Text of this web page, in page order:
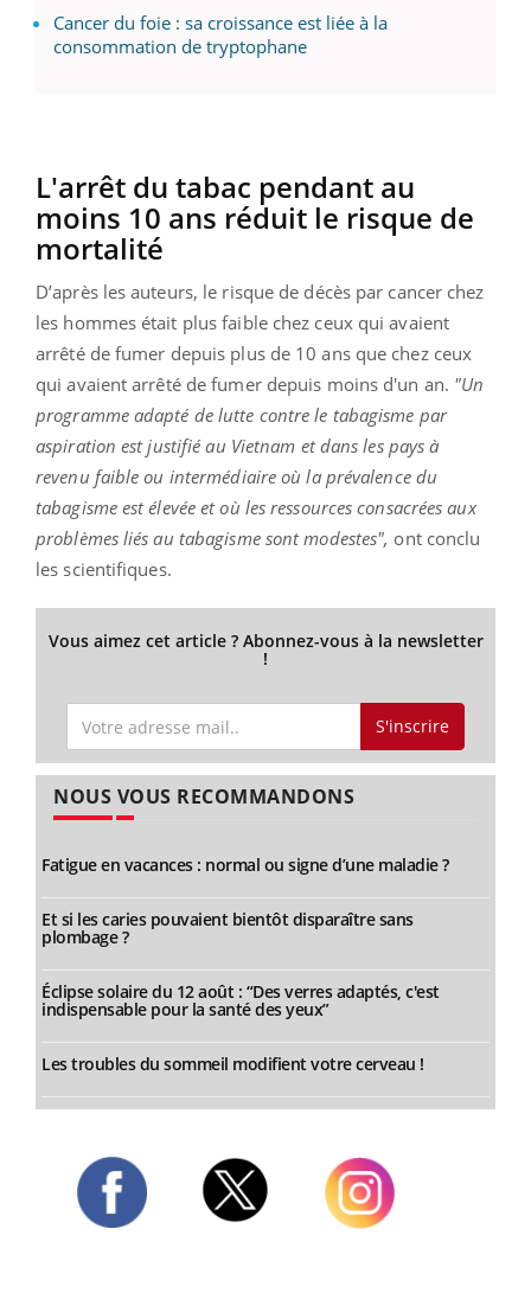
Cancer du foie : sa croissance est liée à la
consommation de tryptophane
L'arrêt du tabac pendant au
moins 10 ans réduit le risque de
mortalité
D’après les auteurs, le risque de décès par cancer chez
les hommes était plus faible chez ceux qui avaient
arrêté de fumer depuis plus de 10 ans que chez ceux
qui avaient arrêté de fumer depuis moins d'un an. "Un
programme adapté de lutte contre le tabagisme par
aspiration est justifié au Vietnam et dans les pays à
revenu faible ou intermédiaire où la prévalence du
tabagisme est élevée et où les ressources consacrées aux
problèmes liés au tabagisme sont modestes", ont conclu
les scientifiques.
Vous aimez cet article ? Abonnez-vous à la newsletter
!
S'inscrire
NOUS VOUS RECOMMANDONS
Fatigue en vacances : normal ou signe d’une maladie ?
Et si les caries pouvaient bientôt disparaître sans
plombage ?
Éclipse solaire du 12 août : “Des verres adaptés, c'est
indispensable pour la santé des yeux”
Les troubles du sommeil modifient votre cerveau !